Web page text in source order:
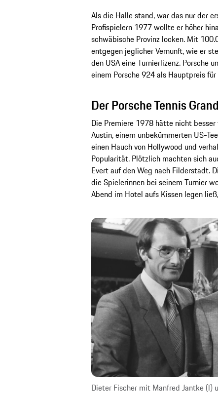
Als die Halle stand, war das nur der
Profispielern 1977 wollte er höher
schwäbische Provinz locken. Mit
entgegen jeglicher Vernunft, wie er
den USA eine Turnierlizenz. Porsche
einem Porsche 924 als Hauptpreis
Der Porsche Tennis
Die Premiere 1978 hätte nicht besser
Austin, einem unbekümmerten US-
einen Hauch von Hollywood und
Popularität. Plötzlich machten sich
Evert auf den Weg nach Filderstadt.
die Spielerinnen bei seinem Turnier
Abend im Hotel aufs Kissen legen
Dieter Fischer mit Manfred Jantke (l)